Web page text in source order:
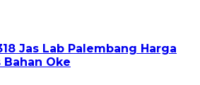
Jas Lab Palembang Harga
Oke